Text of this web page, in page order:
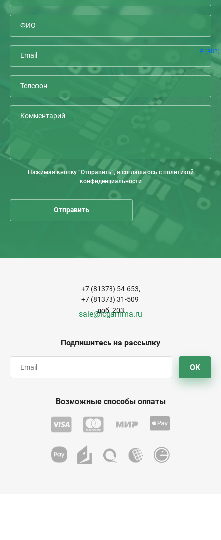
Р (RUB)
Нажимая кнопку “Отправить”, я соглашаюсь с политикой
конфиденциальности
Подпишитесь на рассылку
OK
+7 (81378) 54-653,
+7 (81378) 31-509
доб. 203
sale@icgamma.ru
Возможные способы оплаты